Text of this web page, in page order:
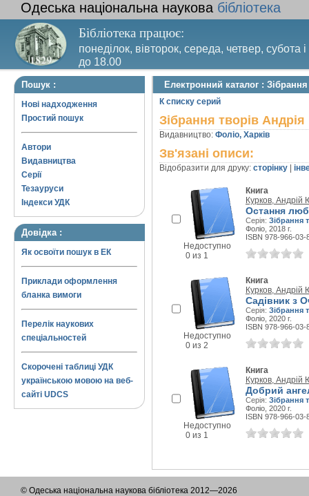
Одеська національна наукова бібліотека
Бібліотека працює:
понеділок, вівторок, середа, четвер, субота
до 18.00
Вихідний день – п’ятниця. Останній четвер
Пошук :
Нові надходження
Простий пошук
Автори
Видавництва
Серії
Тезауруси
Індекси УДК
Довідка :
Як освоїти пошук в ЕК
Приклади оформлення
бланка вимоги
Перелік наукових
спеціальностей
Скорочені таблиці УДК
українською мовою на веб-
сайті UDCS
Електронний каталог :
К списку серий
Зібрання творів
Видавництво: Фоліо, Харків
Зв'язані описи:
Відобразити для друку: сторінку
Недоступно
0 из 1
Книга
Курков, Андрій
Остання
Серія: Зібрання
Фоліо, 2018 г.
ISBN 978-966-03-
Недоступно
0 из 2
Книга
Курков, Андрій
Садівник з
Серія: Зібрання
Фоліо, 2020 г.
ISBN 978-966-03-
Недоступно
0 из 1
Книга
Курков, Андрій
Добрий
Серія: Зібрання
Фоліо, 2020 г.
ISBN 978-966-03-
© Одеська національна наукова бібліотека 2012—2026